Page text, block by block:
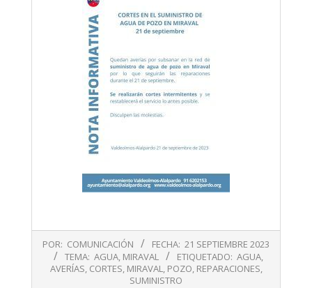
09-
POR: COMUNICACIÓN FECHA: 21 SEPTIEMBRE 2023
TEMA: AGUA, MIRAVAL ETIQUETADO: AGUA,
AVERÍAS, CORTES, MIRAVAL, POZO, REPARACIONES,
SUMINISTRO